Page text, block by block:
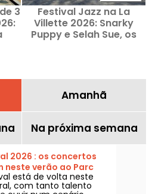
3
Festival Jazz na La
Villette 2026: Snarky
Puppy e Selah Sue, os
Amanhã
Na próxima semana
2026 : os concertos
verão ao Parc
está de volta neste
com tanto talento